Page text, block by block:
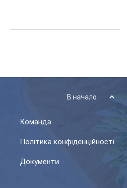
В начало
Команда
Політика конфіденційності
Документи